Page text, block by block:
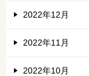
2022年12月
2022年11月
2022年10月